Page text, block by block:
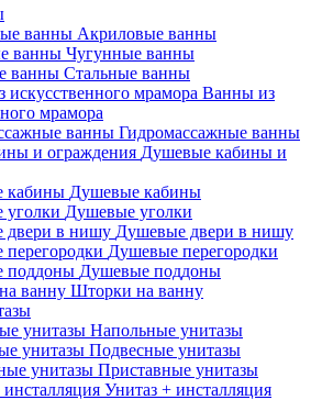
Акриловые ванны
Чугунные ванны
Стальные ванны
мрамора
Гидромассажные ванны
Душевые кабины
Душевые уголки
Душевые двери в нишу
Душевые перегородки
Душевые поддоны
Напольные унитазы
Подвесные унитазы
Приставные унитазы